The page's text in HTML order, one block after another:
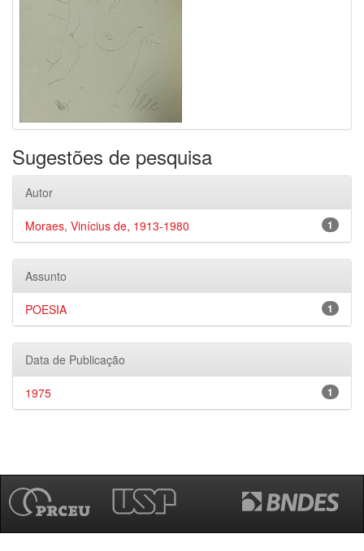
Sugestões de pesquisa
Autor
1
Moraes, Vinícius de, 1913-1980
Assunto
1
POESIA
Data de Publicação
1
1975